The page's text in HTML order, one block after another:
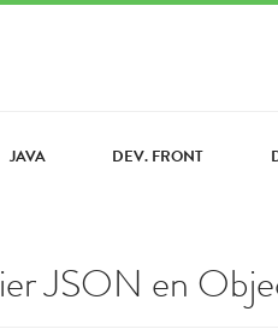
JAVA DEV. FRONT
JSON en